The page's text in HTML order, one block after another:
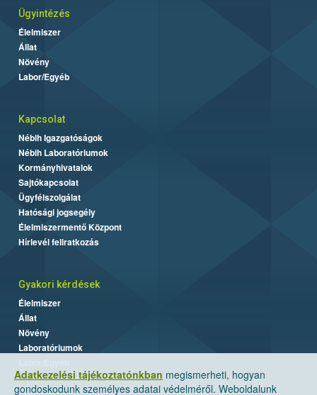
Adatkezelési tájékoztatónkban megismerheti, hogyan
gondoskodunk személyes adatai védelméről. Weboldalunk
Ügyintézés
Élelmiszer
Állat
Növény
Labor/Egyéb
Kapcsolat
Nébih Igazgatóságok
Nébih Laboratóriumok
Kormányhivatalok
Sajtókapcsolat
Ügyfélszolgálat
Hatósági jogsegély
Élelmiszermentő Központ
Hírlevél feliratkozás
Gyakori kérdések
Élelmiszer
Állat
Növény
Laboratóriumok